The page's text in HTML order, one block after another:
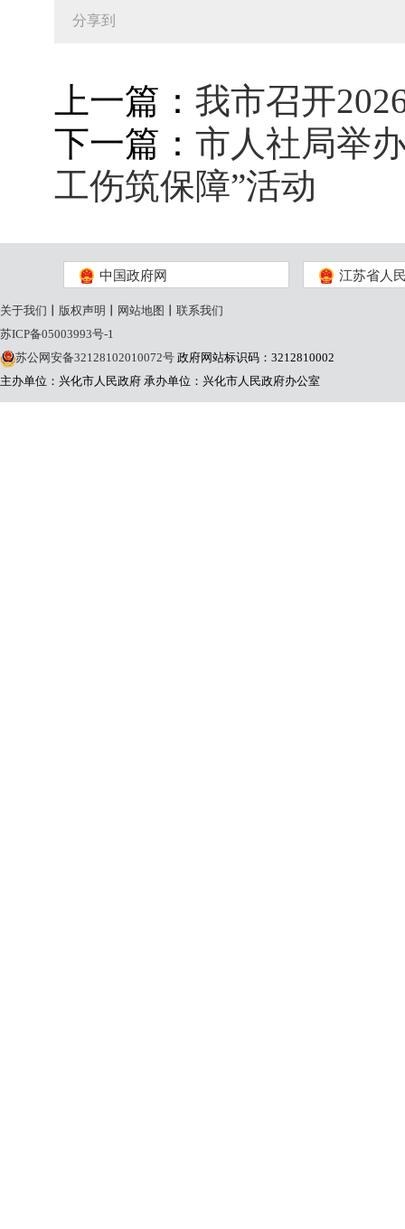
分享到
上一篇： 我市召开
下一篇： 市人社局举
工伤筑保障”活动
中国政府网 江苏省人
关于我们 版权声明 网站地图
联系我们
苏ICP备05003993号-1
苏公网安备32128102010072号 政府网站标识码：3212810002
主办单位：兴化市人民政府 承办单位：兴化市人民政府办公室